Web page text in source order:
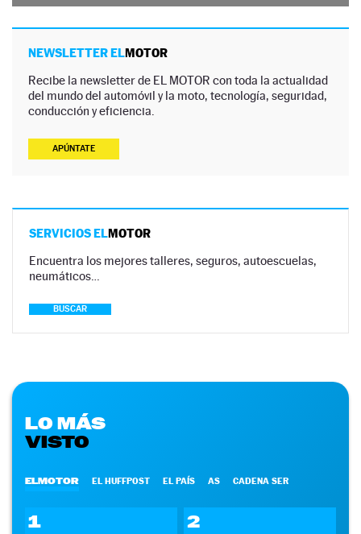
NEWSLETTER ELMOTOR
Recibe la newsletter de EL MOTOR con toda la actualidad
del mundo del automóvil y la moto, tecnología, seguridad,
conducción y eficiencia.
APÚNTATE
SERVICIOS ELMOTOR
Encuentra los mejores talleres, seguros, autoescuelas,
neumáticos…
BUSCAR
LO MÁS
VISTO
ELMOTOR EL HUFFPOST EL PAÍS AS CADENA SER
1 2